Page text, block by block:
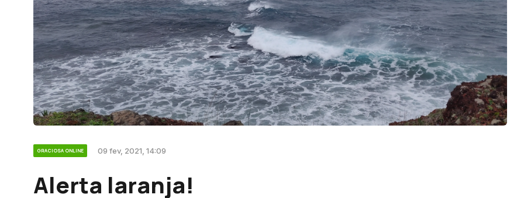
GRACIOSA ONLINE 09 fev, 2021, 14:09
Alerta laranja!